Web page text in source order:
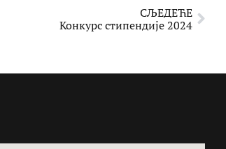
СЉЕДЕЋЕ
Конкурс стипендије 2024